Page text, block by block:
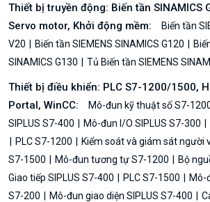
Thiết bị truyền động: Biến tần SINAMICS
Servo motor, Khởi động mềm:
Biến tần
V20
Biến tần SIEMENS SINAMICS G120
SINAMICS G130
Tủ Biến tần SIEMENS
Thiết bị điều khiển: PLC S7-1200/1500,
Portal, WinCC:
Mô-đun kỹ thuật số S7-
SIPLUS S7-400
Mô-đun I/O SIPLUS S7-300
PLC S7-1200
Kiểm soát và giám sát người
S7-1500
Mô-đun tương tự S7-1200
Bộ
Giao tiếp SIPLUS S7-400
PLC S7-1500
Mô-
S7-200
Mô-đun giao diện SIPLUS S7-400